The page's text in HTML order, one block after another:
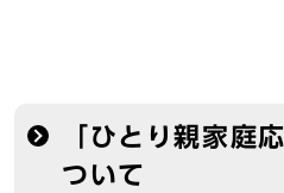
「ひとり親家庭
ついて